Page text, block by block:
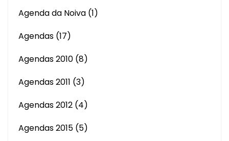
Agenda da Noiva (1)
Agendas (17)
Agendas 2010 (8)
Agendas 2011 (3)
Agendas 2012 (4)
Agendas 2015 (5)